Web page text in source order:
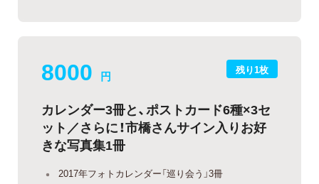
残り1枚
8000 円
カレンダー3冊と、ポストカード6種×3セ
ット／さらに！市橋さんサイン入りお好
きな写真集1冊
2017年フォトカレンダー「巡り会う」3冊